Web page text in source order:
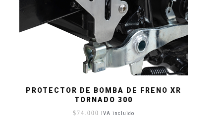
PROTECTOR DE BOMBA DE FRENO XR
TORNADO 300
$ 74.000 IVA incluido